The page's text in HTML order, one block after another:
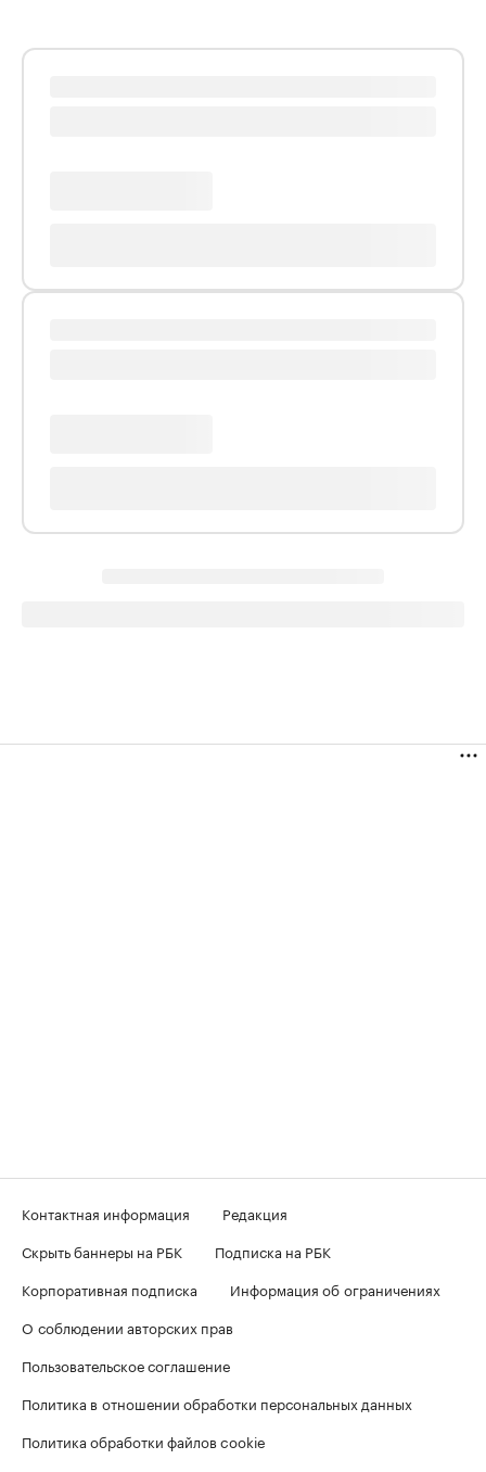
Контактная информация
Редакция
Скрыть баннеры на РБК
Подписка на РБК
Корпоративная подписка
Информация об ограничениях
О соблюдении авторских прав
Пользовательское соглашение
Политика в отношении обработки персональных данных
Политика обработки файлов cookie